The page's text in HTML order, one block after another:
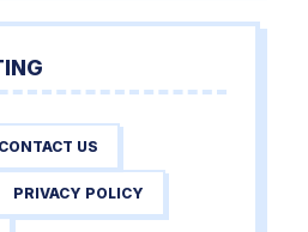
CONTACT US
PRIVACY POLICY